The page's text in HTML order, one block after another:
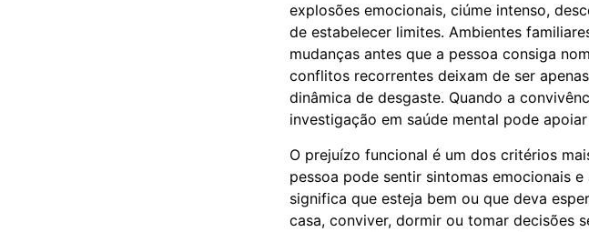
explosões emocionais, ciúme intenso,
de estabelecer limites. Ambientes
mudanças antes que a pessoa consiga
conflitos recorrentes deixam de ser
dinâmica de desgaste. Quando a
investigação em saúde mental pode
O prejuízo funcional é um dos critérios
pessoa pode sentir sintomas emocionais
significa que esteja bem ou que deva
casa, conviver, dormir ou tomar decisões